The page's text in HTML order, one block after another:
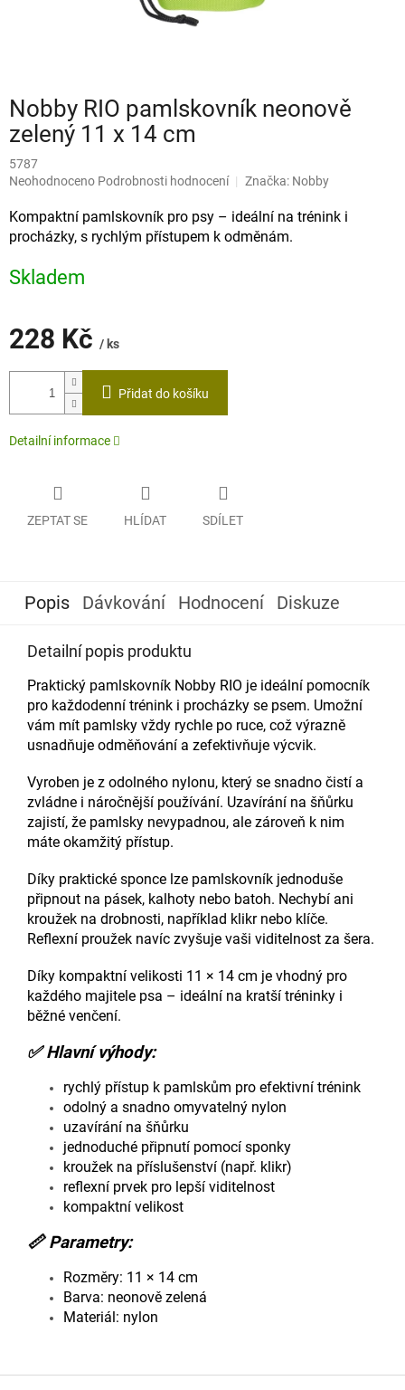
Nobby RIO pamlskovník neonově
zelený 11 x 14 cm
5787
Průměrné
produktu
je
0,0
5
Neohodnoceno Podrobnosti hodnocení Značka: Nobby
Kompaktní pamlskovník pro psy – ideální na trénink i
procházky, s rychlým přístupem k odměnám.
Skladem
228 Kč / ks
Měrná
Přidat do košíku
Detailní informace
ZEPTAT SE HLÍDAT SDÍLET
Popis Dávkování Hodnocení Diskuze
Detailní popis produktu
Praktický pamlskovník Nobby RIO je ideální pomocník
pro každodenní trénink i procházky se psem. Umožní
vám mít pamlsky vždy rychle po ruce, což výrazně
usnadňuje odměňování a zefektivňuje výcvik.
Vyroben je z odolného nylonu, který se snadno čistí a
zvládne i náročnější používání. Uzavírání na šňůrku
zajistí, že pamlsky nevypadnou, ale zároveň k nim
máte okamžitý přístup.
Díky praktické sponce lze pamlskovník jednoduše
připnout na pásek, kalhoty nebo batoh. Nechybí ani
kroužek na drobnosti, například klikr nebo klíče.
Reflexní proužek navíc zvyšuje vaši viditelnost za šera.
Díky kompaktní velikosti 11 × 14 cm je vhodný pro
každého majitele psa – ideální na kratší tréninky i
běžné venčení.
✅ Hlavní výhody:
rychlý přístup k pamlskům pro efektivní trénink
odolný a snadno omyvatelný nylon
uzavírání na šňůrku
jednoduché připnutí pomocí sponky
kroužek na příslušenství (např. klikr)
reflexní prvek pro lepší viditelnost
kompaktní velikost
📏 Parametry:
Rozměry: 11 × 14 cm
Barva: neonově zelená
Materiál: nylon